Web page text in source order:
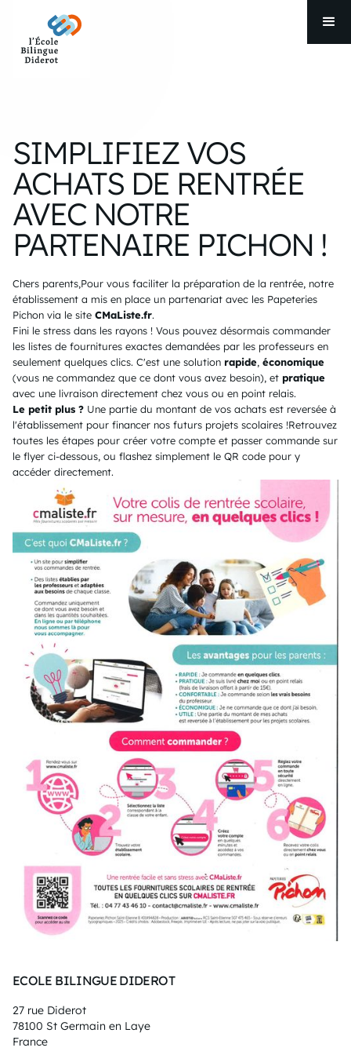
SIMPLIFIEZ VOS
ACHATS DE RENTRÉE
AVEC NOTRE
PARTENAIRE PICHON !
Chers parents,Pour vous faciliter la préparation de la rentrée, notre
établissement a mis en place un partenariat avec les Papeteries
Pichon via le site CMaListe.fr.
Fini le stress dans les rayons ! Vous pouvez désormais commander
les listes de fournitures exactes demandées par les professeurs en
seulement quelques clics. C'est une solution rapide, économique
(vous ne commandez que ce dont vous avez besoin), et pratique
avec une livraison directement chez vous ou en point relais.
Le petit plus ? Une partie du montant de vos achats est reversée à
l'établissement pour financer nos futurs projets scolaires !Retrouvez
toutes les étapes pour créer votre compte et passer commande sur
le flyer ci-dessous, ou flashez simplement le QR code pour y
accéder directement.
ECOLE BILINGUE DIDEROT
27 rue Diderot
78100 St Germain en Laye
France